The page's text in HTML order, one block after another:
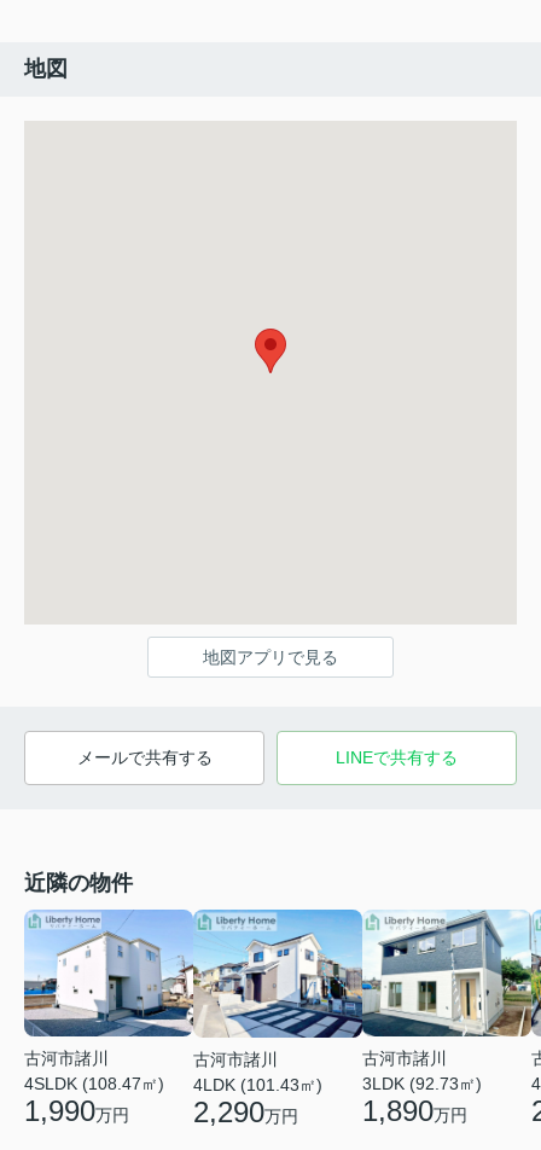
地図
地図アプリで見る
メールで共有する LINEで共有する
近隣の物件
古河市諸川
4SLDK (108.47㎡)
1,990万円
古河市諸川
4LDK (101.43㎡)
2,290万円
古河市諸川
3LDK (92.73㎡)
1,890万円